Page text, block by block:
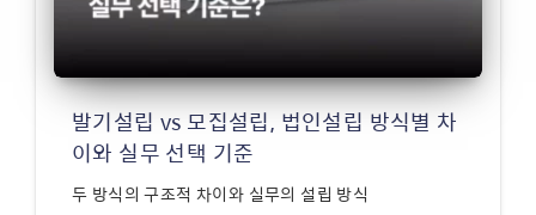
발기설립 vs 모집설립, 법인설립 방식별 차
이와 실무 선택 기준
두 방식의 구조적 차이와 실무의 설립 방식